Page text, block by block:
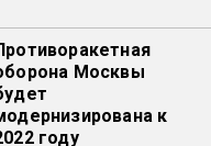
Москвы
к
году